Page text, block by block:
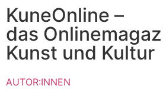
KuneOnline –
das
Kunst und Kultur
AUTOR:INNEN